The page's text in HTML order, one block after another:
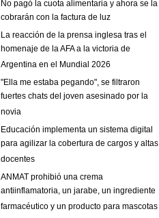
No pagó la cuota alimentaria y ahora se la
cobrarán con la factura de luz
La reacción de la prensa inglesa tras el
homenaje de la AFA a la victoria de
Argentina en el Mundial 2026
"Ella me estaba pegando", se filtraron
fuertes chats del joven asesinado por la
novia
Educación implementa un sistema digital
para agilizar la cobertura de cargos y altas
docentes
ANMAT prohibió una crema
antiinflamatoria, un jarabe, un ingrediente
farmacéutico y un producto para mascotas